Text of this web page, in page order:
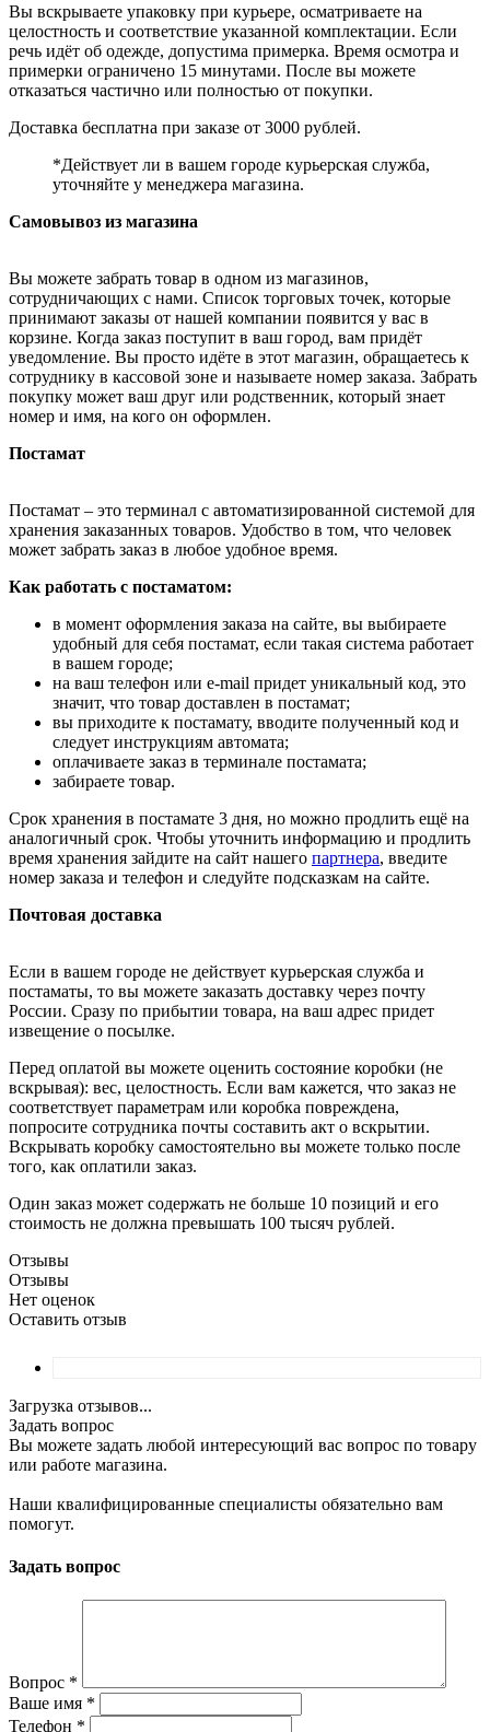
Вы вскрываете упаковку при курьере, осматриваете на
целостность и соответствие указанной комплектации. Если
речь идёт об одежде, допустима примерка. Время осмотра и
примерки ограничено 15 минутами. После вы можете
отказаться частично или полностью от покупки.
Доставка бесплатна при заказе от 3000 рублей.
*Действует ли в вашем городе курьерская служба,
уточняйте у менеджера магазина.
Самовывоз из магазина
Вы можете забрать товар в одном из магазинов,
сотрудничающих с нами. Список торговых точек, которые
принимают заказы от нашей компании появится у вас в
корзине. Когда заказ поступит в ваш город, вам придёт
уведомление. Вы просто идёте в этот магазин, обращаетесь к
сотруднику в кассовой зоне и называете номер заказа. Забрать
покупку может ваш друг или родственник, который знает
номер и имя, на кого он оформлен.
Постамат
Постамат – это терминал с автоматизированной системой для
хранения заказанных товаров. Удобство в том, что человек
может забрать заказ в любое удобное время.
Как работать с постаматом:
в момент оформления заказа на сайте, вы выбираете
удобный для себя постамат, если такая система работает
в вашем городе;
на ваш телефон или e-mail придет уникальный код, это
значит, что товар доставлен в постамат;
вы приходите к постамату, вводите полученный код и
следует инструкциям автомата;
оплачиваете заказ в терминале постамата;
забираете товар.
Срок хранения в постамате 3 дня, но можно продлить ещё на
аналогичный срок. Чтобы уточнить информацию и продлить
время хранения зайдите на сайт нашего партнера, введите
номер заказа и телефон и следуйте подсказкам на сайте.
Почтовая доставка
Если в вашем городе не действует курьерская служба и
постаматы, то вы можете заказать доставку через почту
России. Сразу по прибытии товара, на ваш адрес придет
извещение о посылке.
Перед оплатой вы можете оценить состояние коробки (не
вскрывая): вес, целостность. Если вам кажется, что заказ не
соответствует параметрам или коробка повреждена,
попросите сотрудника почты составить акт о вскрытии.
Вскрывать коробку самостоятельно вы можете только после
того, как оплатили заказ.
Один заказ может содержать не больше 10 позиций и его
стоимость не должна превышать 100 тысяч рублей.
Отзывы
Отзывы
Нет оценок
Оставить отзыв
Загрузка отзывов...
Задать вопрос
Вы можете задать любой интересующий вас вопрос по товару
или работе магазина.
Наши квалифицированные специалисты обязательно вам
помогут.
Задать вопрос
Вопрос *
Ваше имя *
Телефон *